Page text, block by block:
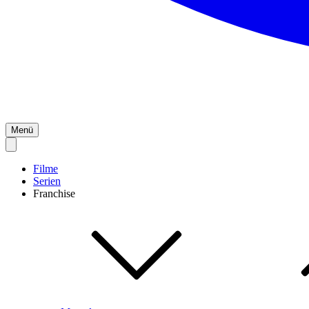
Menü
Filme
Serien
Franchise